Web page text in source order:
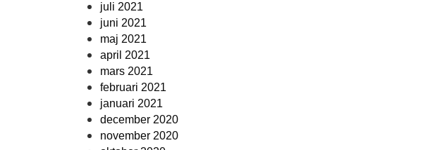
juli 2021
juni 2021
maj 2021
april 2021
mars 2021
februari 2021
januari 2021
december 2020
november 2020